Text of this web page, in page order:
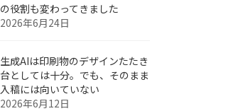
の役割も変わってきました
2026年6月24日
生成AIは印刷物のデザインたたき
台としては十分。でも、そのまま
入稿には向いていない
2026年6月12日